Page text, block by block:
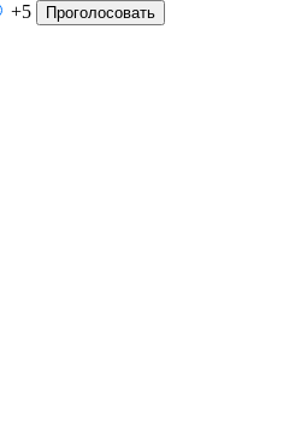
+5 Проголосовать